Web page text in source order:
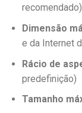
recomendado)
Dimensão
e da Internet
Rácio de
predefinição)
Tamanho